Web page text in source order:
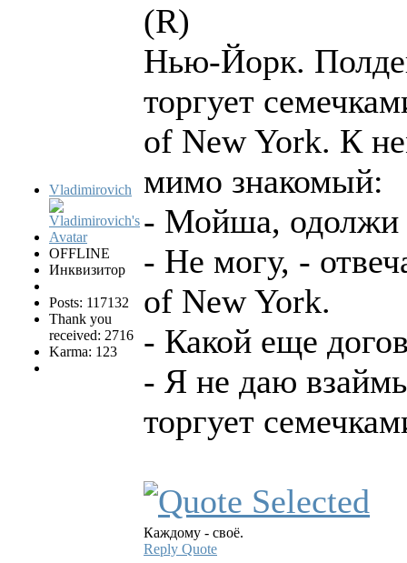
Vladimirovich
OFFLINE
Инквизитор
Posts: 117132
Thank you
received: 2716
Karma: 123
(R)
Нью-Йорк.
торгует
of New York. К
мимо знакомый:
- Мойша, одолжи
- Не могу, -
of New York.
- Какой еще
- Я не даю
торгует
Каждому - своё.
Reply Quote